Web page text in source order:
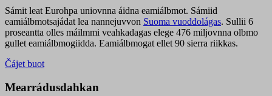
Sámit leat Eurohpa uniovnna áidna eamiálbmot. Sámiid
eamiálbmotsajádat lea nannejuvvon Suoma vuođđolágas. Sullii 6
proseantta olles máilmmi veahkadagas elege 476 miljovnna olbmo
gullet eamiálbmogiidda. Eamiálbmogat ellet 90 sierra riikkas.
Čájet buot
Mearrádusdahkan